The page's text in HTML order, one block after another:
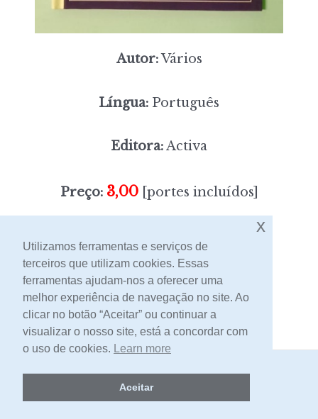
Autor:Vários
Língua: Português
Editora:Activa
Preço: 3,00[portes incluídos]
Sem stock
Contacto
2026 -Livraria Egrégora
Utilizamos ferramentas e serviços de
terceiros que utilizam cookies. Essas
ferramentas ajudam-nos a oferecer uma
melhor experiência de navegação no site. Ao
clicar no botão “Aceitar” ou continuar a
visualizar o nosso site, está a concordar com
o uso de cookies. Learn more
Aceitar
x